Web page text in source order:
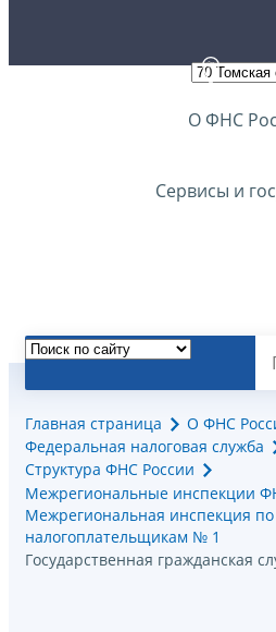
О ФНС
Сервисы и
Главная страница
О ФНС
Федеральная налоговая служба
Структура ФНС России
Межрегиональные инспекции
Межрегиональная инспекция
налогоплательщикам № 1
Государственная гражданская